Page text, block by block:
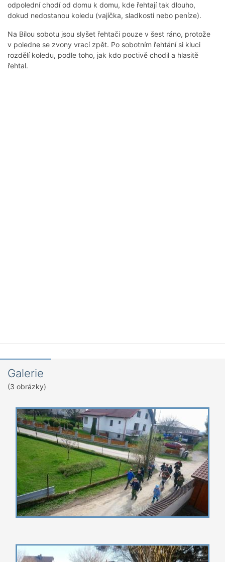
odpolední chodí od domu k domu, kde řehtají tak dlouho,
dokud nedostanou koledu (vajíčka, sladkosti nebo peníze).
Na Bílou sobotu jsou slyšet řehtači pouze v šest ráno, protože
v poledne se zvony vrací zpět. Po sobotním řehtání si kluci
rozdělí koledu, podle toho, jak kdo poctivě chodil a hlasitě
řehtal.
Galerie
(3 obrázky)